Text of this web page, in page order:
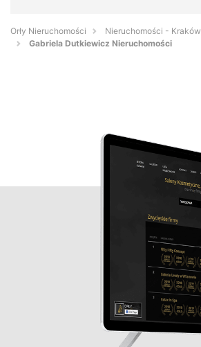
Orły Nieruchomości
Nieruchomości - Kraków
Gabriela Dutkiewicz Nieruchomości